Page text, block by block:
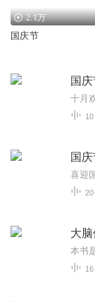
2.1万
国庆节
国
10
国
20
大
16